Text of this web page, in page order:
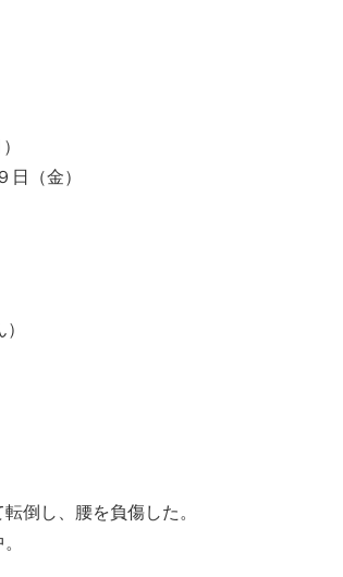
（金）
倒し、腰を負傷した。